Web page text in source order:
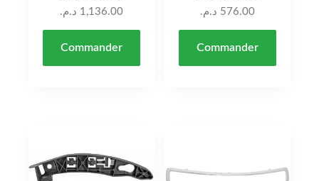
1,136.00 د.م.
Commander
576.00 د.م.
Commander